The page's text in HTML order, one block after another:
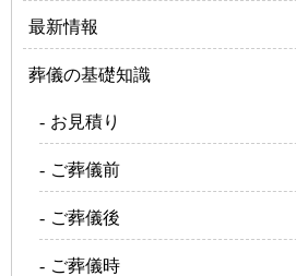
最新情報
葬儀の基礎知識
お見積り
ご葬儀前
ご葬儀後
ご葬儀時